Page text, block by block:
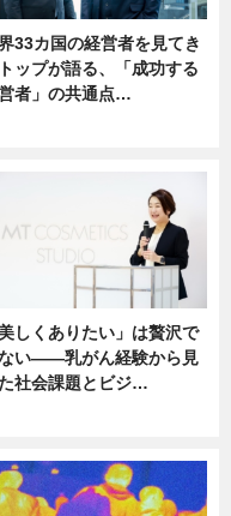
33カ国の経営者を見てき
ップが語る、「成功する
者」の共通点…
美しくありたい」は贅沢で
い――乳がん経験から見
社会課題とビジ…